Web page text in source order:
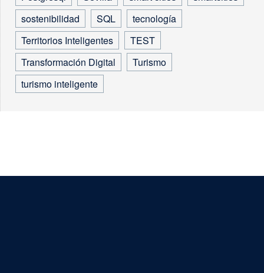
sostenibilidad
SQL
tecnología
Territorios Inteligentes
TEST
Transformación Digital
Turismo
turismo inteligente